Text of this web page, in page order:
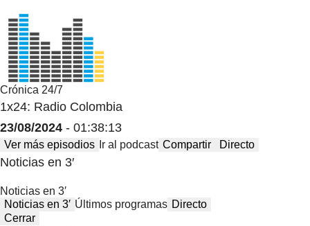
Crónica 24/7
1x24: Radio Colombia
23/08/2024 - 01:38:13
Ver más episodios Ir al podcast Compartir Directo
Noticias en 3′
Noticias en 3′
Noticias en 3′ Últimos programas Directo
Cerrar